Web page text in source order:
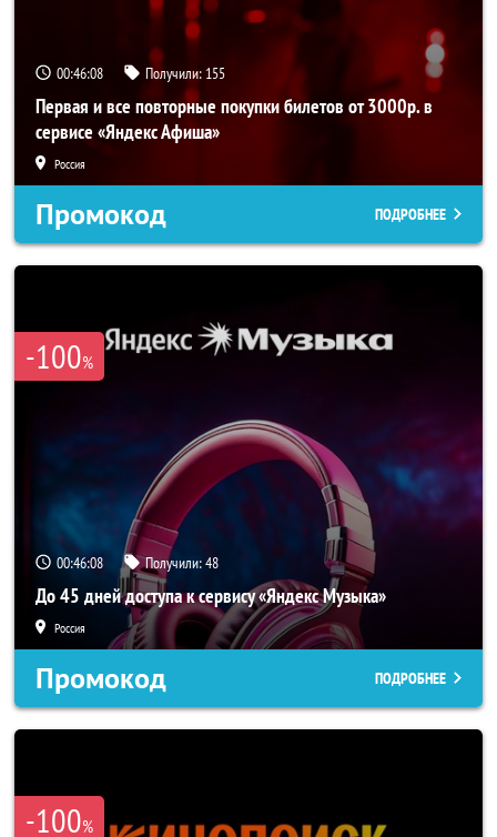
00:46:07 Получили: 155
Первая и все повторные покупки билетов от 3000р. в
сервисе «Яндекс Афиша»
Россия
Промокод ПОДРОБНЕЕ
-100%
00:46:07 Получили:48
До 45 дней доступа к сервису «Яндекс Музыка»
Россия
Промокод ПОДРОБНЕЕ
-100%